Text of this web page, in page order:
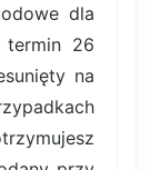
dla
termin 26
na